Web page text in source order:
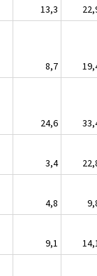
13,3
8,7
24,6
3,4
4,8
9,1